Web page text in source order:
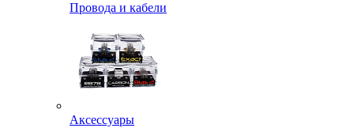
Провода и кабели
Аксессуары